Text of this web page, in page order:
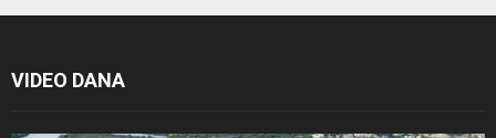
VIDEO DANA